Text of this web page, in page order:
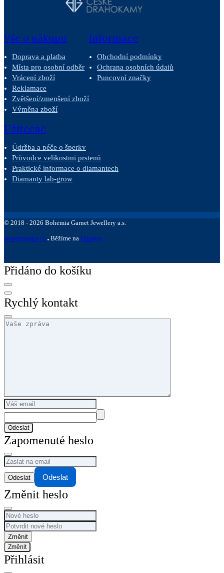
Vše o nákupu
Doprava a platba
Místa pro osobní odběr
Vrácení zboží
Reklamace
Zvětšení/zmenšení zboží
Výměna zboží
Informace
Obchodní podmínky
Ochrana osobních údajů
Puncovní značky
Užitečné
Údržba a péče o šperky
Průvodce velikostmi prstenů
Praktické informace o diamantech
Diamanty lab-grow
© 2018 - 2026 Bohemia Garnet Jewellery a.s.
sniperdesign.cz Běžíme na Upgates
Přidáno do košíku
Rychlý kontakt
Odeslat
Zapomenuté heslo
Odeslat
Změnit heslo
Změnit
Přihlásit